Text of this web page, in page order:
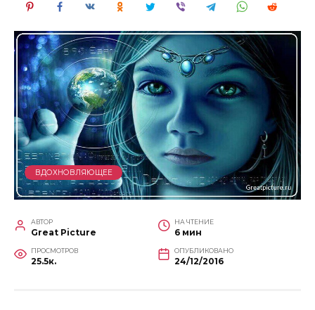
ВДОХНОВЛЯЮЩЕЕ
АВТОР
Great Picture
НА ЧТЕНИЕ
6 мин
ПРОСМОТРОВ
25.5к.
ОПУБЛИКОВАНО
24/12/2016